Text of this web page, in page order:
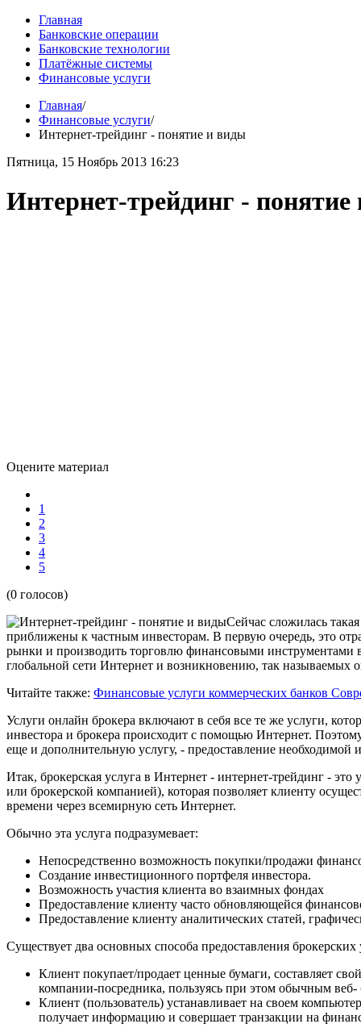
Главная
Банковские операции
Банковские технологии
Платёжные системы
Финансовые услуги
Главная/
Финансовые услуги/
Интернет-трейдинг - понятие и виды
Пятница, 15 Ноябрь 2013 16:23
Интернет-трейдинг -
Оцените материал
1
2
3
4
5
(0 голосов)
Сейчас сложилась
приближены к частным инвесторам. В первую очередь, это
рынки и производить торговлю финансовыми инструментами
глобальной сети Интернет и возникновению, так называемых
Читайте также: Финансовые услуги коммерческих банков
Услуги онлайн брокера включают в себя все те же услуги,
инвестора и брокера происходит с помощью Интернет.
еще и дополнительную услугу, - предоставление
Итак, брокерская услуга в Интернет - интернет-трейдинг -
или брокерской компанией), которая позволяет клиенту
времени через всемирную сеть Интернет.
Обычно эта услуга подразумевает:
Непосредственно возможность покупки/продажи
Создание инвестиционного портфеля инвестора.
Возможность участия клиента во взаимных фондах
Предоставление клиенту часто обновляющейся
Предоставление клиенту аналитических статей,
Существует два основных способа предоставления брокерских
Клиент покупает/продает ценные бумаги, составляет
компании-посредника, пользуясь при этом обычным веб-
Клиент (пользователь) устанавливает на своем
получает информацию и совершает транзакции на